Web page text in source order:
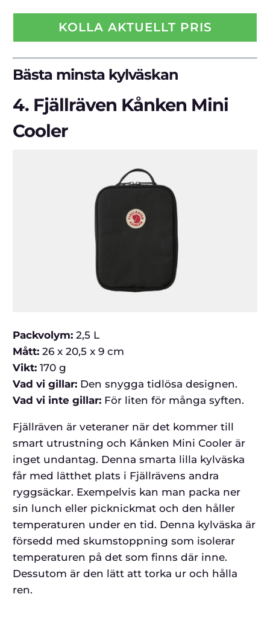
KOLLA AKTUELLT PRIS
Bästa minsta kylväskan
4. Fjällräven Kånken Mini
Cooler
Packvolym:2,5 L
Mått:26 x 20,5 x 9 cm
Vikt:170 g
Vad vi gillar: Den snygga tidlösa designen.
Vad vi inte gillar: För liten för många syften.
Fjällräven är veteraner när det kommer till
smart utrustning och Kånken Mini Cooler är
inget undantag. Denna smarta lilla kylväska
får med lätthet plats i Fjällrävens andra
ryggsäckar. Exempelvis kan man packa ner
sin lunch eller picknickmat och den håller
temperaturen under en tid. Denna kylväska är
försedd med skumstoppning som isolerar
temperaturen på det som finns där inne.
Dessutom är den lätt att torka ur och hålla
ren.